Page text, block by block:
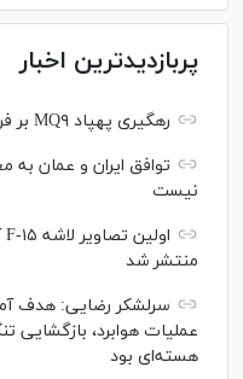
پربازدیدترین اخبار
رهگیری پهپاد MQ۹ بر فراز تنگه هرمز
توافق ایران و عمان به
نیست
منتشر شد
سرلشکر رضایی: هدف
عملیات هوابرد، بازگشایی
هسته‌ای بود